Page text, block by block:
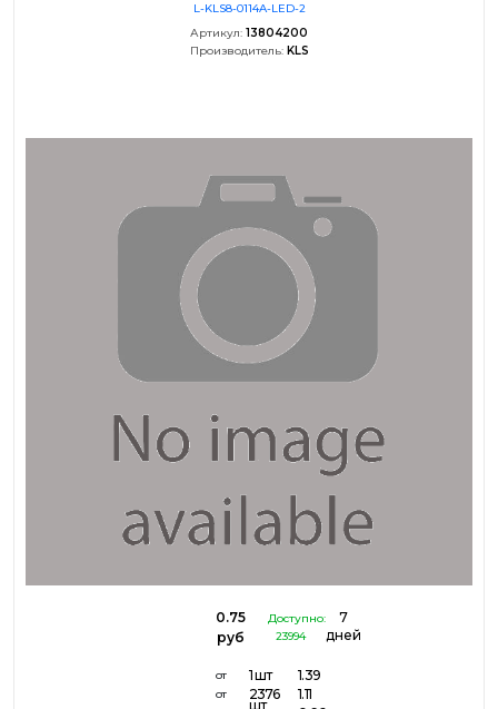
L-KLS8-0114A-LED-2
Артикул: 13804200
Производитель: KLS
0.75
руб
Доступно:
23994
7
дней
от
от
1 шт
2376
шт
1.39
1.11